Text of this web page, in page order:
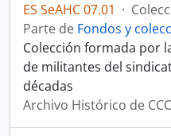
ES SeAHC 07.01 ·
Parte de Fondos y
Colección formada por
de militantes del
décadas
Archivo Histórico de